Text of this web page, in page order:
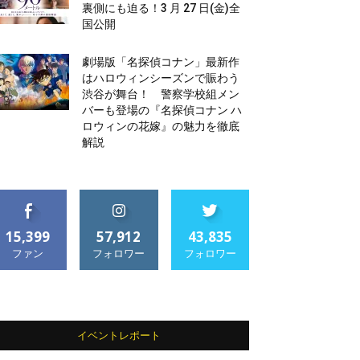
裏側にも迫る！3 月 27 日(金)全
国公開
劇場版「名探偵コナン」最新作
はハロウィンシーズンで賑わう
渋谷が舞台！ 警察学校組メン
バーも登場の『名探偵コナン ハ
ロウィンの花嫁』の魅力を徹底
解説
15,399
ファン
57,912
フォロワー
43,835
フォロワー
イベントレポート